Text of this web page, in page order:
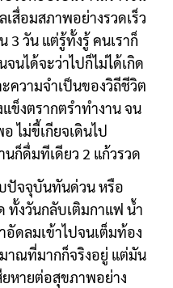
เสื่อมสภาพอย่างรวดเร็ว
3 วัน แต่รู้ทั้งรู้ คนเราก็
จนได้จะว่าไปก็ไม่ได้เกิด
ความจำเป็นของวิถีชีวิต
ข็งตรากตรำทำงาน จน
ไม่ขี้เกียจเดินไป
นก็ดื่มทีเดียว 2 แก้วรวด
ปัจจุบันทันด่วนหรือ
งวันกลับเติมกาแฟ น้ำ
อัดลมเข้าไปจนเต็มท้อง
าณที่มากก็จริงอยู่ แต่มัน
ยหายต่อสุขภาพอย่าง